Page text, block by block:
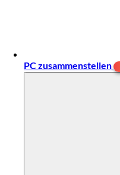
PC zusammenstellen